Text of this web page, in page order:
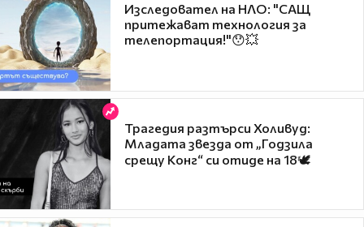
Изследовател на НЛО: "САЩ
притежават технология за
телепортация!"😯💥
Трагедия разтърси Холивуд:
Младата звезда от „Годзила
срещу Конг“ си отиде на 18🕊️